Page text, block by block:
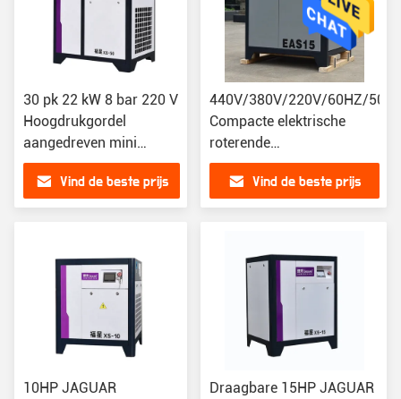
30 pk 22 kW 8 bar 220 V
Hoogdrukgordel
aangedreven mini
industriële schroeftype
luchtcompressor voor
werkplaats
Vind de beste prijs
440V/380V/220V/60HZ/
Compacte elektrische
roterende
schroefcompressor met
smeerstijlVind de beste prijs
10HP JAGUAR
Draagbare 15HP JAGUAR